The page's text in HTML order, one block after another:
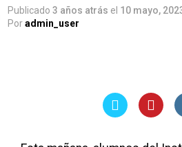
Publicado 3 años atrás el 10 mayo,
Poradmin_user